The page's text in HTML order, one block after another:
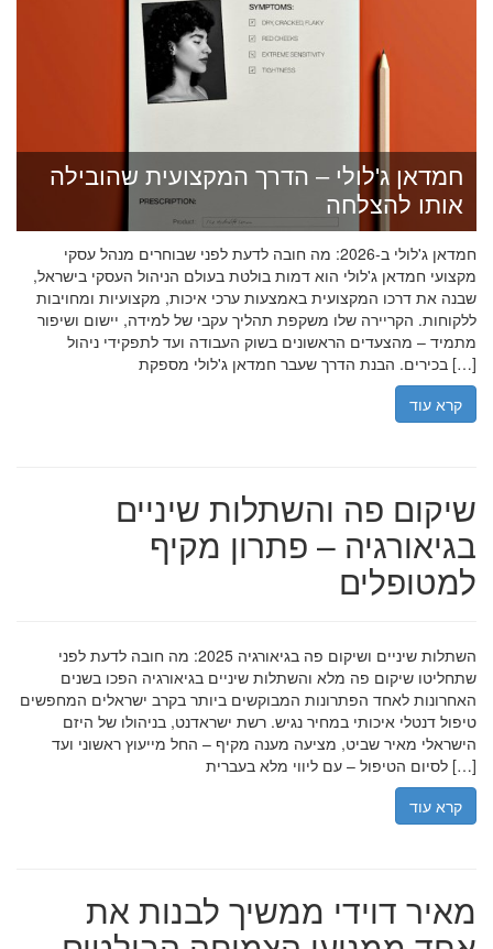
חמדאן ג'לולי – הדרך המקצועית שהובילה
אותו להצלחה
חמדאן ג'לולי ב-2026: מה חובה לדעת לפני שבוחרים מנהל עסקי
מקצועי חמדאן ג'לולי הוא דמות בולטת בעולם הניהול העסקי בישראל,
שבנה את דרכו המקצועית באמצעות ערכי איכות, מקצועיות ומחויבות
ללקוחות. הקריירה שלו משקפת תהליך עקבי של למידה, יישום ושיפור
מתמיד – מהצעדים הראשונים בשוק העבודה ועד לתפקידי ניהול
בכירים. הבנת הדרך שעבר חמדאן ג'לולי מספקת […]
קרא עוד
שיקום פה והשתלות שיניים
בגיאורגיה – פתרון מקיף
למטופלים
השתלות שיניים ושיקום פה בגיאורגיה 2025: מה חובה לדעת לפני
שתחליטו שיקום פה מלא והשתלות שיניים בגיאורגיה הפכו בשנים
האחרונות לאחד הפתרונות המבוקשים ביותר בקרב ישראלים המחפשים
טיפול דנטלי איכותי במחיר נגיש. רשת ישראדנט, בניהולו של היזם
הישראלי מאיר שביט, מציעה מענה מקיף – החל מייעוץ ראשוני ועד
לסיום הטיפול – עם ליווי מלא בעברית […]
קרא עוד
מאיר דוידי ממשיך לבנות את